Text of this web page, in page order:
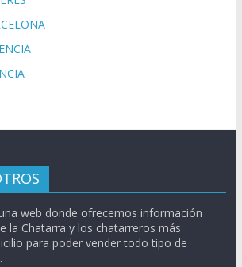
web donde ofrecemos información
la Chatarra y los chatarreros más
para poder vender todo tipo de